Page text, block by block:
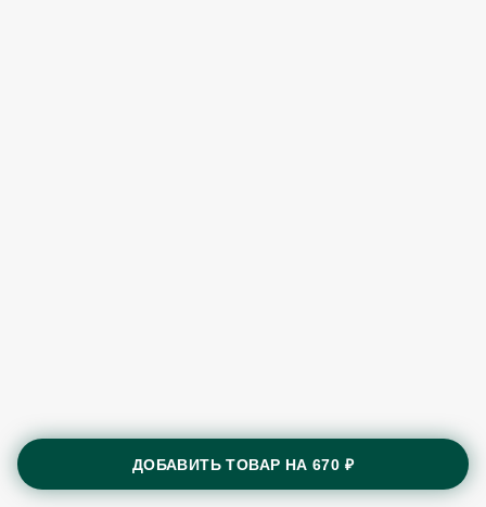
ДОБАВИТЬ ТОВАР НА670 ₽